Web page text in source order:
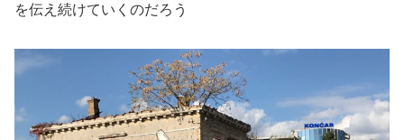
を伝え続けていくのだろう